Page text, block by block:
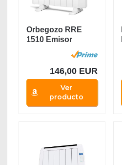
Orbegozo RRE
1510 Emisor
Consumo, 8...
146,00 EUR
Ver
producto